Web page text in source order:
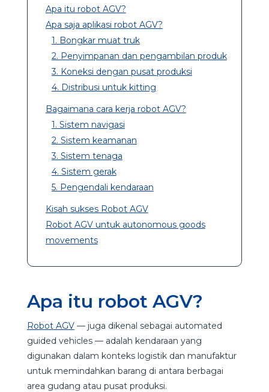
Apa itu robot AGV?
Apa saja aplikasi robot AGV?
1. Bongkar muat truk
2. Penyimpanan dan pengambilan produk
3. Koneksi dengan pusat produksi
4. Distribusi untuk kitting
Bagaimana cara kerja robot AGV?
1. Sistem navigasi
2. Sistem keamanan
3. Sistem tenaga
4. Sistem gerak
5. Pengendali kendaraan
Kisah sukses Robot AGV
Robot AGV untuk autonomous goods
movements
Apa itu robot AGV?
Robot AGV— juga dikenal sebagai automated
guided vehicles — adalah kendaraan yang
digunakan dalam konteks logistik dan manufaktur
untuk memindahkan barang di antara berbagai
area gudang atau pusat produksi.